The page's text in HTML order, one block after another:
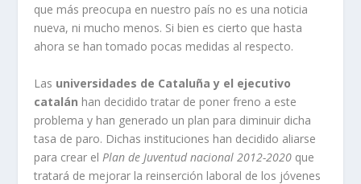
que más preocupa en nuestro país no es una noticia
nueva, ni mucho menos. Si bien es cierto que hasta
ahora se han tomado pocas medidas al respecto.
Las universidades de Cataluña y el ejecutivo
catalán han decidido tratar de poner freno a este
problema y han generado un plan para diminuir dicha
tasa de paro. Dichas instituciones han decidido aliarse
para crear elPlan de Juventud nacional 2012-2020 que
tratará de mejorar la reinserción laboral de los jóvenes